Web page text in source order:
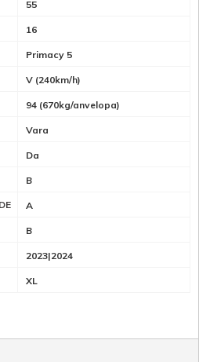
55
16
Primacy 5
V (240km/h)
94 (670kg/anvelopa)
Vara
Da
B
A
B
2023|2024
XL